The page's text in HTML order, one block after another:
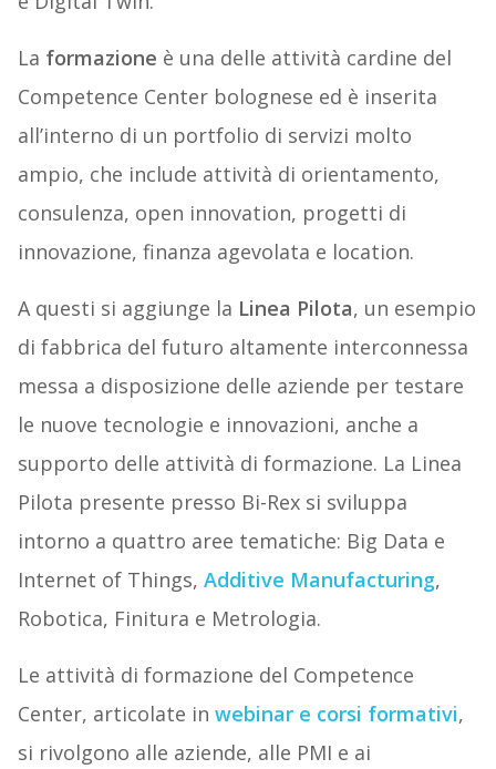
La formazione è una delle attività cardine del
Competence Center bolognese ed è inserita
all’interno di un portfolio di servizi molto
ampio, che include attività di orientamento,
consulenza, open innovation, progetti di
innovazione, finanza agevolata e location.
A questi si aggiunge la Linea Pilota, un esempio
di fabbrica del futuro altamente interconnessa
messa a disposizione delle aziende per testare
le nuove tecnologie e innovazioni, anche a
supporto delle attività di formazione. La Linea
Pilota presente presso Bi-Rex si sviluppa
intorno a quattro aree tematiche: Big Data e
Internet of Things, Additive Manufacturing,
Robotica, Finitura e Metrologia.
Le attività di formazione del Competence
Center, articolate in webinar e corsi formativi,
si rivolgono alle aziende, alle PMI e ai